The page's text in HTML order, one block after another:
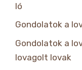
ló
Gondolatok a
Gondolatok a
lovagolt lovak